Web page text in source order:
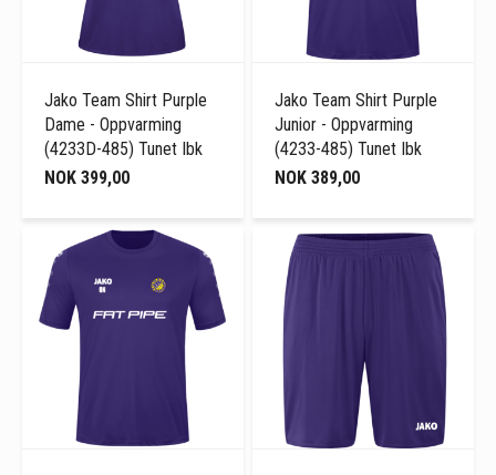
Jako Team Shirt Purple
Dame - Oppvarming
(4233D-485) Tunet Ibk
NOK 399,00
Jako Team Shirt Purple
Junior - Oppvarming
(4233-485) Tunet Ibk
NOK 389,00